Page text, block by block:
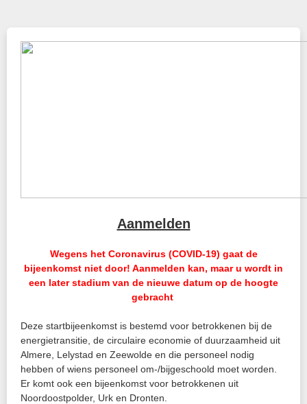
Aanmelden
Wegens het Coronavirus (COVID-19) gaat de
bijeenkomst niet door! Aanmelden kan, maar u wordt in
een later stadium van de nieuwe datum op de hoogte
gebracht
Deze startbijeenkomst is bestemd voor betrokkenen bij de
energietransitie, de circulaire economie of duurzaamheid uit
Almere, Lelystad en Zeewolde en die personeel nodig
hebben of wiens personeel om-/bijgeschoold moet worden.
Er komt ook een bijeenkomst voor betrokkenen uit
Noordoostpolder, Urk en Dronten.